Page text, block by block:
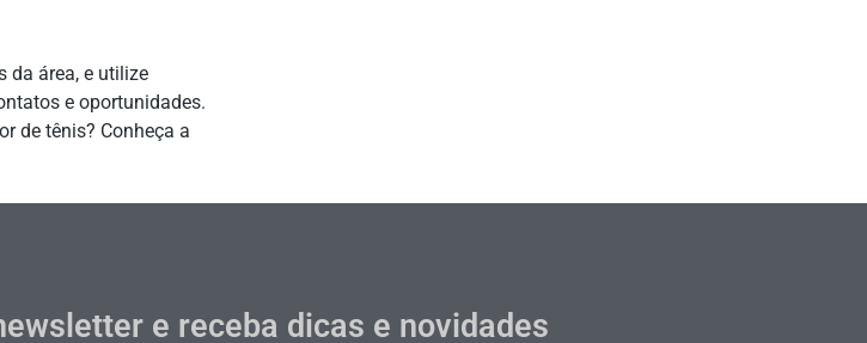
da área, e utilize
e oportunidades.
de tênis? Conheça a
e receba dicas e novidades